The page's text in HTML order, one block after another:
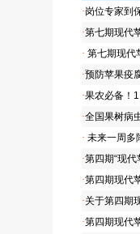
·岗位专家到
·第七期现代
· 第七期现代
·预防苹果疫
·果农必备！
·全国果树病
· 未来一周多
·第四期“现
·第四期现代
·关于第四期
·第四期现代